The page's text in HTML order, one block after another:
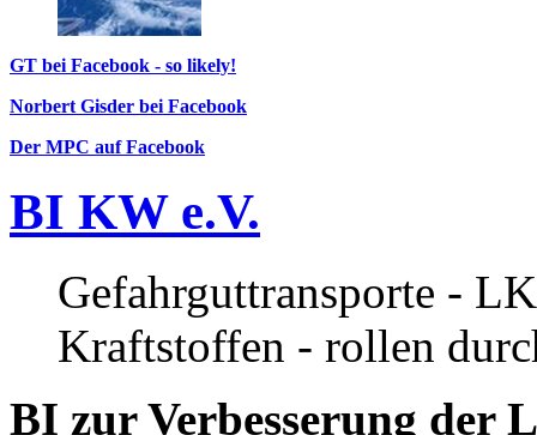
GT bei Facebook - so likely!
Norbert Gisder bei Facebook
Der MPC auf Facebook
BI KW e.V.
Gefahrguttransporte -
Kraftstoffen - rollen
BI zur Verbesserung der